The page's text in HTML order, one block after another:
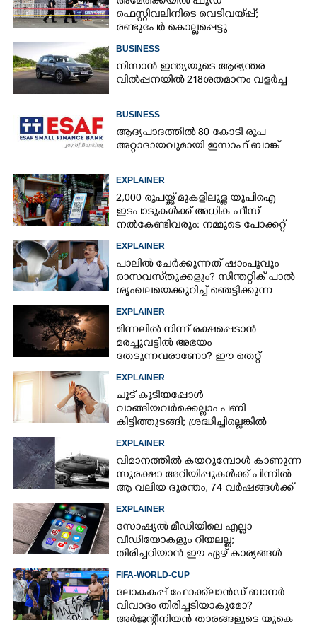
ഫെസ്റ്റിവലിനിടെ വെടിവയ്‌പ്പ്;
രണ്ടുപേർ കൊല്ലപ്പെട്ടു
BUSINESS
നിസാൻ ഇന്ത്യയുടെ ആഭ്യന്തര
വിൽപ്പനയിൽ 218ശതമാനം വളർച്ച
BUSINESS
ആദ്യപാദത്തിൽ 80 കോടി രൂപ
അറ്റാദായവുമായി ഇസാഫ് ബാങ്ക്
EXPLAINER
2,000 രൂപയ്ക്ക് മുകളിലുള്ള യുപിഐ
ഇടപാടുകൾക്ക് അധിക ഫീസ്
നൽകേണ്ടിവരും: നമ്മുടെ പോക്കറ്റ്
കീറുമോ?
EXPLAINER
പാലിൽ ചേർക്കുന്നത് ഷാംപൂവും
രാസവസ്‌തുക്കളും? സിന്തറ്റിക് പാൽ
ശൃംഖലയെക്കുറിച്ച് ഞെട്ടിക്കുന്ന
വെളിപ്പെടുത്തൽ
EXPLAINER
മിന്നലിൽ നിന്ന് രക്ഷപ്പെടാൻ
മരച്ചുവട്ടിൽ അഭയം
തേടുന്നവരാണോ? ഈ തെറ്റ്
ആവർത്തിച്ചാൽ ജീവന് തന്നെ
ഭീഷണിയാകും
EXPLAINER
ചൂട് കൂടിയപ്പോൾ
വാങ്ങിയവർക്കെല്ലാം പണി
കിട്ടിത്തുടങ്ങി; ശ്രദ്ധിച്ചില്ലെങ്കിൽ
തീപിടിത്തം പോലുമുണ്ടാകാം
EXPLAINER
വിമാനത്തിൽ കയറുമ്പോൾ കാണുന്ന
സുരക്ഷാ അറിയിപ്പുകൾക്ക് പിന്നിൽ
ആ വലിയ ദുരന്തം, 74 വർഷങ്ങൾക്ക്
ശേഷം രഹസ്യം പുറത്ത്
EXPLAINER
സോഷ്യൽ മീഡിയിലെ എല്ലാ
വീഡിയോകളും റിയലല്ല;
തിരിച്ചറിയാൻ ഈ ഏഴ് കാര്യങ്ങൾ
ശ്രദ്ധിക്കൂ
FIFA-WORLD-CUP
ലോകകപ്പ് ഫോക്ക്‌ലാൻഡ് ബാനർ
വിവാദം തിരിച്ചടിയാകുമോ?
അർജന്റീനിയൻ താരങ്ങളുടെ യുകെ